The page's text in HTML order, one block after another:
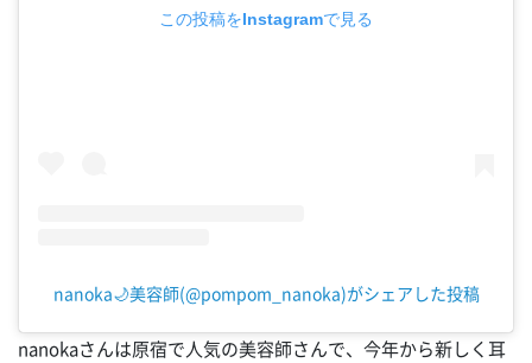
この投稿をInstagramで見る
nanoka🌙美容師(@pompom_nanoka)がシェアした投稿
nanokaさんは原宿で人気の美容師さんで、今年から新しく耳